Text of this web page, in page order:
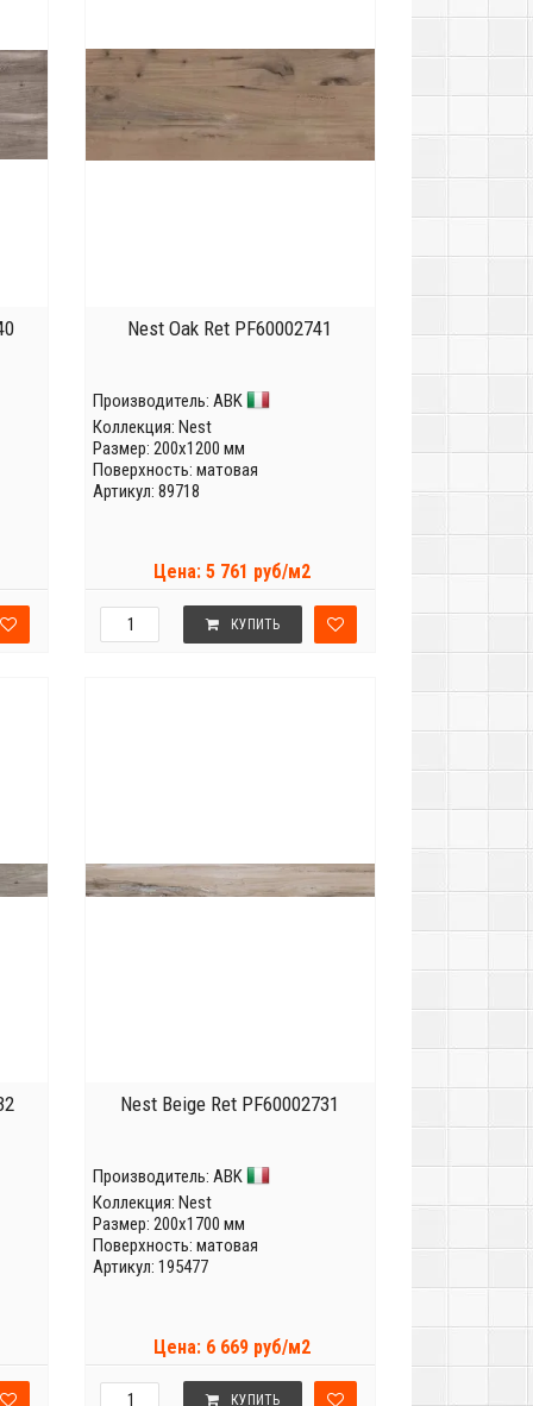
Nest Oak Ret PF60002741
Производитель: ABK
Коллекция: Nest
Размер: 200x1200 мм
Поверхность: матовая
Артикул: 89718
Цена: 5 761 руб/м2
КУПИТЬ
Nest Beige Ret PF60002731
Производитель: ABK
Коллекция: Nest
Размер: 200x1700 мм
Поверхность: матовая
Артикул: 195477
Цена: 6 669 руб/м2
КУПИТЬ